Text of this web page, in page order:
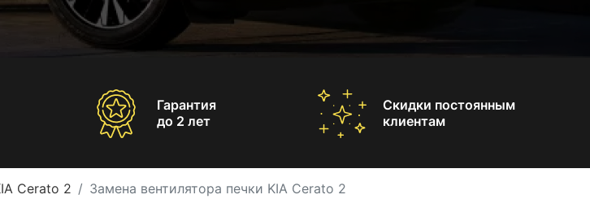
Гарантия
до 2 лет
Скидки постоянным
клиентам
Cerato 2 Замена вентилятора печки KIA Cerato 2